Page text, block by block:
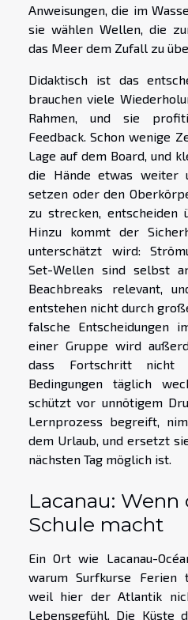
Anweisungen, die im
sie wählen Wellen, die
das Meer dem Zufall zu
Didaktisch ist das
brauchen viele
Rahmen, und sie
Feedback. Schon wenige
Lage auf dem Board, und
die Hände etwas weiter
setzen oder den
zu strecken, entscheiden
Hinzu kommt der
unterschätzt wird:
Set-Wellen sind selbst
Beachbreaks relevant,
entstehen nicht durch
falsche Entscheidungen
einer Gruppe wird
dass Fortschritt
Bedingungen täglich
schützt vor unnötigem
Lernprozess begreift,
dem Urlaub, und ersetzt
nächsten Tag möglich ist.
Lacanau:
Schule macht
Ein Ort wie Lacanau-
warum Surfkurse Ferien
weil hier der Atlantik
Lebensgefühl. Die Küste